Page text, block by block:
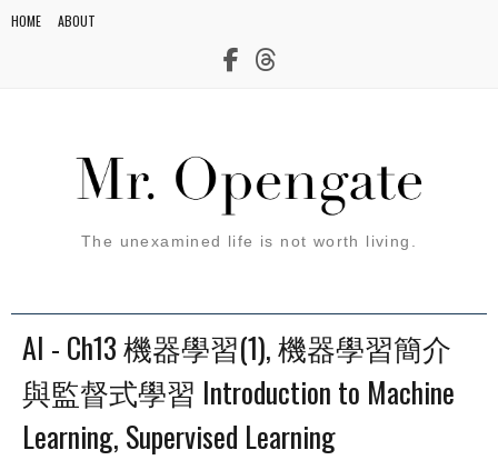
HOME ABOUT
The unexamined life is not worth living.
AI - Ch13 機器學習(1), 機器學習簡介
與監督式學習 Introduction to Machine
Learning, Supervised Learning